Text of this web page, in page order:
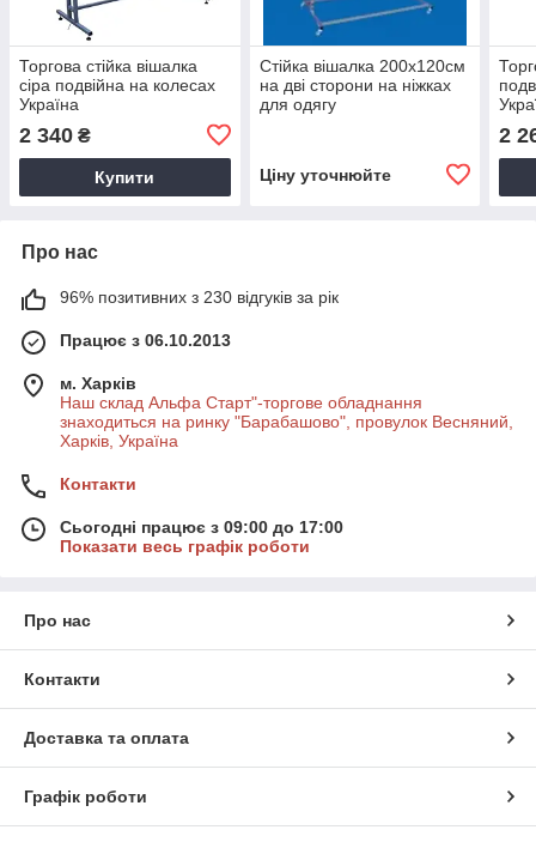
Торгова стійка вішалка
сіра подвійна на колесах
Україна
2 340 ₴
Купити
Стійка вішалка 200х120см
на дві сторони на ніжках
для одягу
Ціну уточнюйте
2
Про нас
96% позитивних з 230 відгуків за рік
Працює з 06.10.2013
м. Харків
Наш склад Альфа Старт"-торгове обладнання
знаходиться на ринку "Барабашово", провулок Весняний,
Харків, Україна
Контакти
Сьогодні працює з 09:00 до 17:00
Показати весь графік роботи
Про нас
Контакти
Доставка та оплата
Графік роботи